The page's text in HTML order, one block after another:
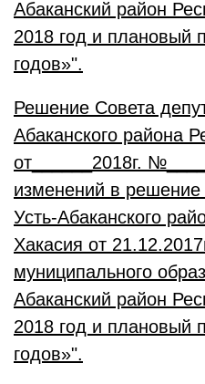
Абаканский район
2018 год и плановый
годов»".
Решение Совета
Абаканского района
от______2018г.
изменений в решение
Усть-Абаканского
Хакасия от
муниципального
Абаканский район
2018 год и плановый
годов»".